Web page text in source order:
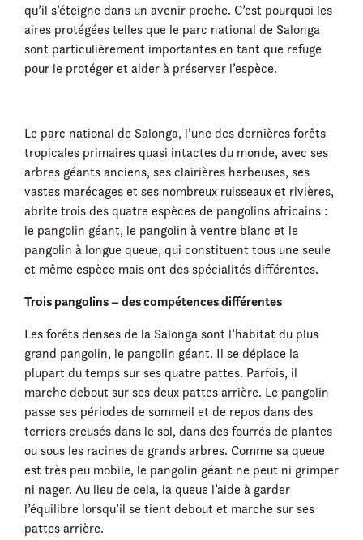
qu’il s’éteigne dans un avenir proche. C’est pourquoi les
aires protégées telles que le parc national de Salonga
sont particulièrement importantes en tant que refuge
pour le protéger et aider à préserver l’espèce.
Le parc national de Salonga, l’une des dernières forêts
tropicales primaires quasi intactes du monde, avec ses
arbres géants anciens, ses clairières herbeuses, ses
vastes marécages et ses nombreux ruisseaux et rivières,
abrite trois des quatre espèces de pangolins africains :
le pangolin géant, le pangolin à ventre blanc et le
pangolin à longue queue, qui constituent tous une seule
et même espèce mais ont des spécialités différentes.
Trois pangolins – des compétences différentes
Les forêts denses de la Salonga sont l’habitat du plus
grand pangolin, le pangolin géant. Il se déplace la
plupart du temps sur ses quatre pattes. Parfois, il
marche debout sur ses deux pattes arrière. Le pangolin
passe ses périodes de sommeil et de repos dans des
terriers creusés dans le sol, dans des fourrés de plantes
ou sous les racines de grands arbres. Comme sa queue
est très peu mobile, le pangolin géant ne peut ni grimper
ni nager. Au lieu de cela, la queue l’aide à garder
l’équilibre lorsqu’il se tient debout et marche sur ses
pattes arrière.